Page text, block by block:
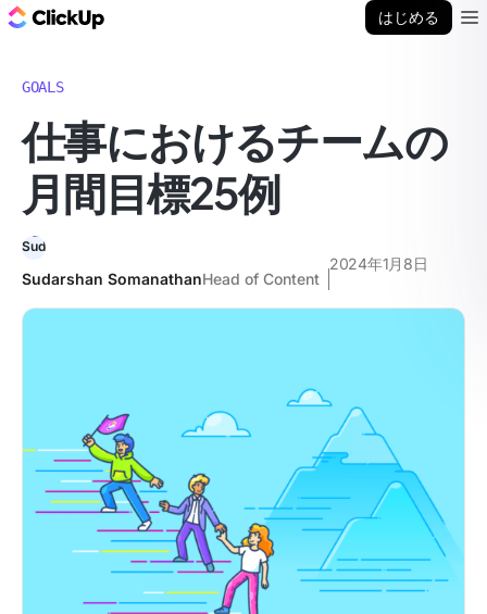
はじめる
GOALS
仕事におけるチームの
月間目標25例
Sudarshan SomanathanHead of Content
2024年1月8日